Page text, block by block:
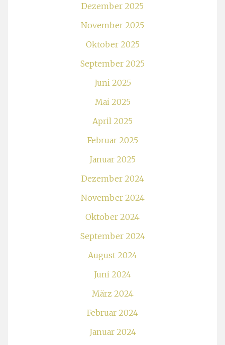
Dezember 2025
November 2025
Oktober 2025
September 2025
Juni 2025
Mai 2025
April 2025
Februar 2025
Januar 2025
Dezember 2024
November 2024
Oktober 2024
September 2024
August 2024
Juni 2024
März 2024
Februar 2024
Januar 2024